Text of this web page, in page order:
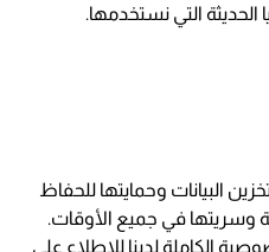
الحديثة التي نستخدمها.
البيانات وحمايتها للحفاظ
في جميع الأوقات.
الكاملة لدينا للاطلاع على